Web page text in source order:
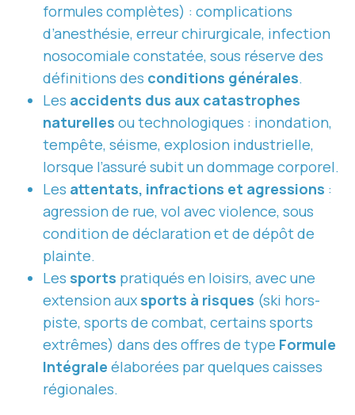
formules complètes) : complications
d’anesthésie, erreur chirurgicale, infection
nosocomiale constatée, sous réserve des
définitions des conditions générales.
Les accidents dus aux catastrophes
naturelles ou technologiques : inondation,
tempête, séisme, explosion industrielle,
lorsque l’assuré subit un dommage corporel.
Les attentats, infractions et agressions :
agression de rue, vol avec violence, sous
condition de déclaration et de dépôt de
plainte.
Les sports pratiqués en loisirs, avec une
extension aux sports à risques (ski hors-
piste, sports de combat, certains sports
extrêmes) dans des offres de type Formule
Intégrale élaborées par quelques caisses
régionales.